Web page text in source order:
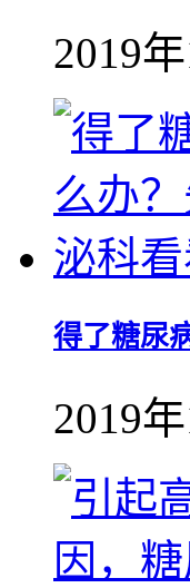
2019
得了糖尿
2019